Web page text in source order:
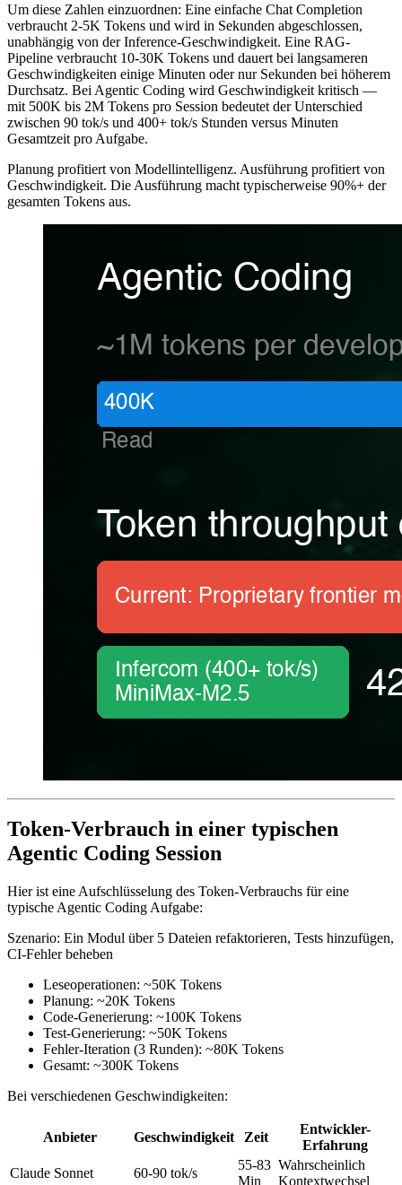
Um diese Zahlen einzuordnen: Eine einfache Chat Completion
verbraucht 2-5K Tokens und wird in Sekunden abgeschlossen,
unabhängig von der Inference-Geschwindigkeit. Eine RAG-
Pipeline verbraucht 10-30K Tokens und dauert bei langsameren
Geschwindigkeiten einige Minuten oder nur Sekunden bei höherem
Durchsatz. Bei Agentic Coding wird Geschwindigkeit kritisch —
mit 500K bis 2M Tokens pro Session bedeutet der Unterschied
zwischen 90 tok/s und 400+ tok/s Stunden versus Minuten
Gesamtzeit pro Aufgabe.
Planung profitiert von Modellintelligenz. Ausführung profitiert von
Geschwindigkeit. Die Ausführung macht typischerweise 90%+ der
gesamten Tokens aus.
Token-Verbrauch in einer typischen
Agentic Coding Session
Hier ist eine Aufschlüsselung des Token-Verbrauchs für eine
typische Agentic Coding Aufgabe:
Szenario: Ein Modul über 5 Dateien refaktorieren, Tests hinzufügen,
CI-Fehler beheben
Leseoperationen: ~50K Tokens
Planung: ~20K Tokens
Code-Generierung: ~100K Tokens
Test-Generierung: ~50K Tokens
Fehler-Iteration (3 Runden): ~80K Tokens
Gesamt: ~300K Tokens
Bei verschiedenen Geschwindigkeiten:
Anbieter Geschwindigkeit Zeit
Entwickler-
Erfahrung
Claude Sonnet
60-90 tok/s
55-83
Min
Wahrscheinlich
Kontextwechsel